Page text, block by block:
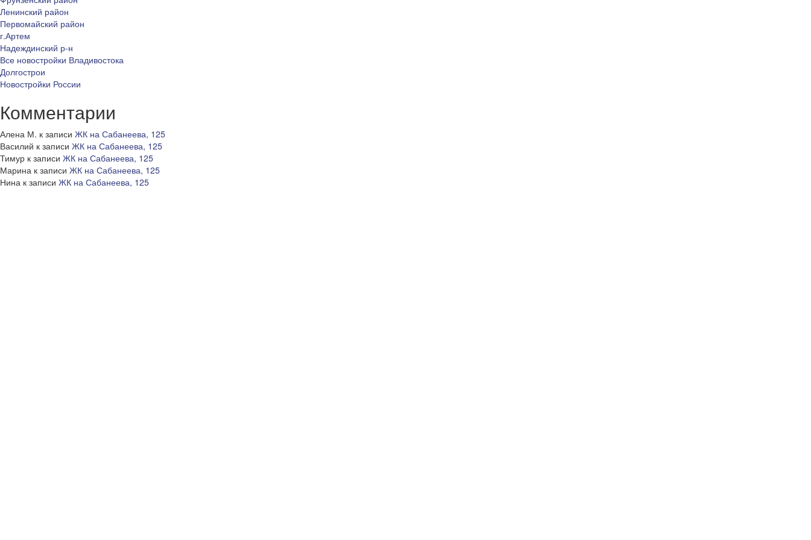
Ленинский район
Первомайский район
г.Артем
Надеждинский р-н
Все новостройки Владивостока
Долгострои
Новостройки России
Комментарии
Алена М. к записи ЖК на Сабанеева, 125
Василий к записи ЖК на Сабанеева, 125
Тимур к записи ЖК на Сабанеева, 125
Марина к записи ЖК на Сабанеева, 125
Нина к записи ЖК на Сабанеева, 125